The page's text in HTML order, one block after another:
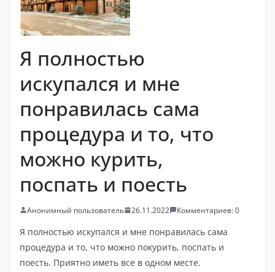
Я полностью
искупался и мне
понравилась сама
процедура и то, что
можно курить,
поспать и поесть
Анонимный пользователь 26.11.2022 Комментариев: 0
Я полностью искупался и мне понравилась сама
процедура и то, что можно покурить, поспать и
поесть. Приятно иметь все в одном месте.